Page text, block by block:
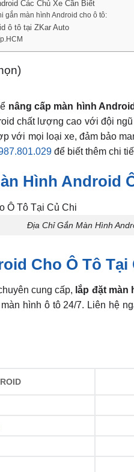
Các Chủ Xe Cần Biết
gắn màn hình Android cho ô tô:
ô tô tại ZKar Auto
nâng cấp màn hình Android
chất lượng cao với đội
với mọi loại xe, đảm bảo
để biết thêm chi
Hình Android
Địa Chỉ Gắn Màn Hình
Cho Ô Tô Tại
cung cấp, lắp đặt màn
hình ô tô 24/7. Liên hệ